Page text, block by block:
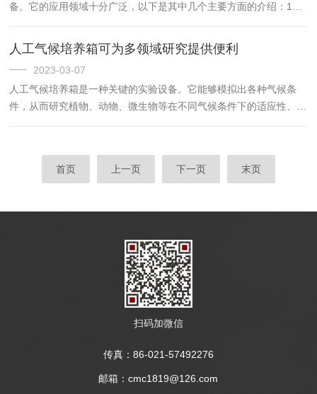
腐蚀性能。这可以帮助制造商检测产品质量，并确保其满足相关...
备。它的应用领域十分广泛，以下是其中几个主要方面的介绍：1、
要对一些特殊材料进行精确计量，而恒温恒湿称重系统可以提供精准
的测量数据，帮助研究员更好地掌握材料性质、加工方法等。2、实
验室研究：在实验室中，往往需要进行高精度的测量。恒温恒湿称重
系统不仅可以在恒定温湿度下提供测量数据，而且还能保证测量的稳
定性和可靠性，使得实验结果更加准确。3、环境检测：可以用于环
人工气候培养箱可为多领域研究提供便利
2023-03-07
人工气候培养箱是一种关键的实验设备。它能够模拟出各种气候条
件，从而研究植物、动物、微生物等在不同气候条件下的适应性、生
统是人工气候培养箱的核心部分。它可以自动、准确地控制气候因
素，如温度、湿度、光照、二氧化碳浓度和氧气浓度等；并可以根据
首页 上一页 下一页 末页
扫码加微信
传真：86-021-57492276
邮箱：cmc1819@126.com